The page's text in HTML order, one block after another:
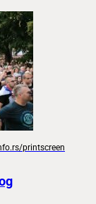
printscreen